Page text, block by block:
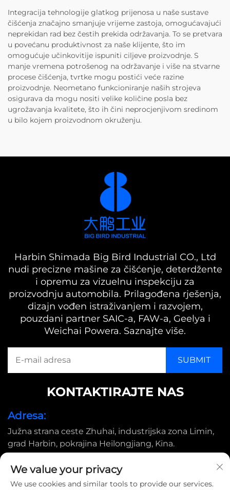
Integracija tehnologije glatkog prijenosa u naše sustave
čišćenja značajno smanjuje vrijeme zastoja, omogućavajući
neprekidan rad bez čestih prekida održavanja. To se pretvara
u povećanu produktivnost za naše klijente, što im
omogućuje učinkovitije ispuniti ciljeve proizvodnje. S
manje vremena potrošenog na održavanje i više na stvarne
procese čišćenja, tvrtke mogu postići veće razine
proizvodnje. Neometano funkcioniranje naših strojeva
osigurava da mogu nositi velike količine posla bez
ugrožavanja kvalitete, što ih čini neprocjenjivom sredinom
u bilo kojem proizvodnom okruženju.
Harbin Shimada Big Bird Industrial CO., Ltd
nudi precizne mašine za čišćenje, deterdžente
i opremu za vizuelnu inspekciju za
proizvodnju automobila. Prilagođena rješenja,
dizajn vođen istraživanjem i razvojem,
pouzdani partner SAIC-a, FAW-a, Geelya i
Weichai Powera. Saznajte više.
KONTAKTIRAJTE NAS
Adresa:
Južna strana ceste Zhuhai, industrijska zona Limin,
grad Harbin, pokrajina Heilongjiang, Kina.
[email protected]
We value your privacy
We use cookies and similar tools to provide our services.